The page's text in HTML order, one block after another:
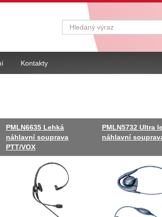
PMLN6635 Lehká
náhlavní souprava
PTT/VOX
PMLN5732 Ultra
náhlavní
Kontakty
Vyhledávání